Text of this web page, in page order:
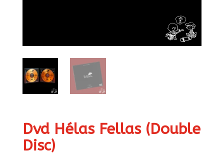
Dvd Hélas Fellas (Double
Disc)